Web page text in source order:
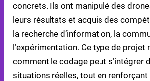
concrets. Ils ont manipulé des
leurs résultats et acquis des
la recherche d’information, la
l’expérimentation. Ce type de projet
comment le codage peut s’intégrer
situations réelles, tout en renforçant